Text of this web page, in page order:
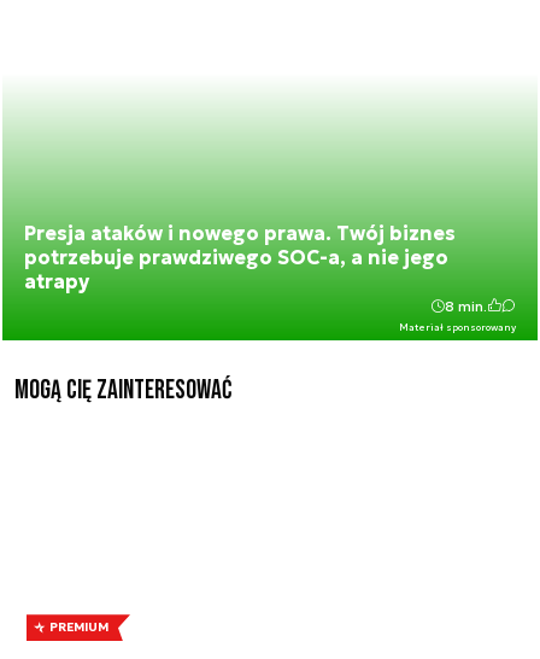
Presja ataków i nowego prawa. Twój biznes
potrzebuje prawdziwego SOC-a, a nie jego
atrapy
Materiał sponsorowany
8 min.
Mogą Cię zainteresować
PREMIUM